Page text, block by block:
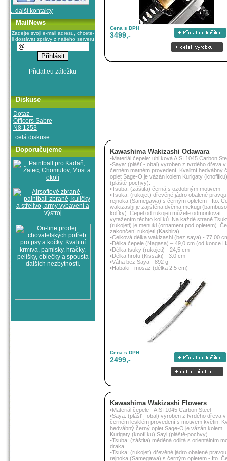
Cena s DPH
3499,-
Kawashima Wakizashi Odawara
•Materiál čepele: uhlíková AISI 1045 Carbon
•Saya: (plášť - obal) vyroben z tvrdého dřeva v
černém matném provedení. Kvalitní hedvábný
oplet Sage-O je vázán kolem Kurigaty
(pláště-pochvy).
•Tsuba: (záštita) černá s ozdobným motivem
•Tsuka: (rukojeť) dřevěné jádro obalené
rejnoka (Samegawa) s černým opletem - Ito.
wakizashi je zajištěna dvěma mekugi
kolíky). Čepel od rukojeti můžete odmontovat
vytažením těchto kolíků. Na každé straně
(rukojeti) je menuki (ornament pod opletem).
zakončení rukojeti (Kashira).
•Celková délka wakizashi (bez saya) - 77,00
•Délka čepele (Nagasa) – 49,0 cm (od konce
•Délka tsuky (rukojeti) - 24,5 cm
•Délka hrotu (Kissaki) - 3.0 cm
•Váha bez Saya - 892 g
•Habaki - mosaz (délka 2.5 cm)
Cena s DPH
2499,-
Kawashima Wakizashi Flowers
•Materiál čepele - AISI 1045 Carbon Steel
•Saya: (plášť - obal) vyroben z tvrdého dřeva v
černém lesklém provedení s motivem květin.
hedvábný černý oplet Sage-O je vázán kolem
Kurigaty (knoflíku) Sayi (pláště-pochvy).
•Tsuba: (záštita) měděná odlitá s orientálním
draka
•Tsuka: (rukojeť) dřevěné jádro obalené
rejnoka (Samegawa) s černým opletem - Ito.
.. další kontakty
MailNews
Zadejte svoji e-mail adresu, chcete-
li dostávat zprávy z našeho serveru
Diskuse
Dotaz -
Officers Sabre
N8 1253
.. celá diskuse
Doporučujeme